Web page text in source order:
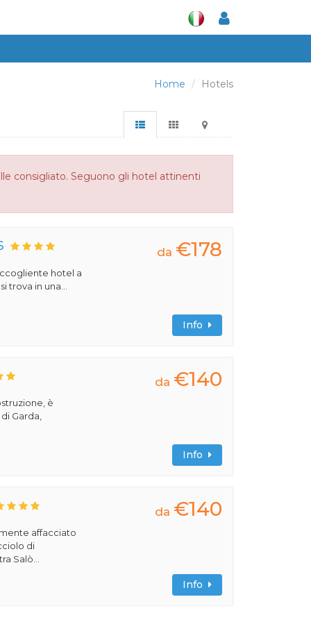
Home Hotels
consigliato. Seguono gli hotel attinenti
hotel a
trova in una...
da €178
Info
è
Garda,
da €140
Info
affacciato
di
Salò...
da €140
Info